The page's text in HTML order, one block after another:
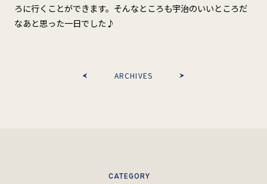
ろに行くことができます。そんなところも宇治のいいところだ
なあと思った一日でした♪
ARCHIVES